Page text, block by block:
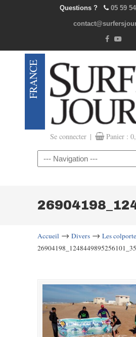
Questions ? 05 59
Se connecter | Panier :
Navigation
Accueil → Divers → Les